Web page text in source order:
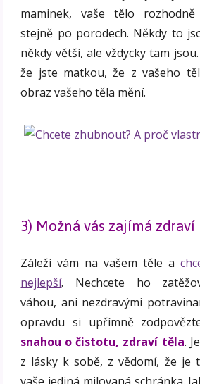
maminek, vaše tělo
stejně po porodech. Někdy to
někdy větší, ale vždycky tam
že jste matkou, že z vašeho
obraz vašeho těla mění.
3) Možná vás zajímá zdraví
Záleží vám na vašem těle a
nejlepší. Nechcete ho
váhou, ani nezdravými
opravdu si upřímně
snahou o čistotu, zdraví těla.
z lásky k sobě, z vědomí, že
vaše jediná milovaná schránka.